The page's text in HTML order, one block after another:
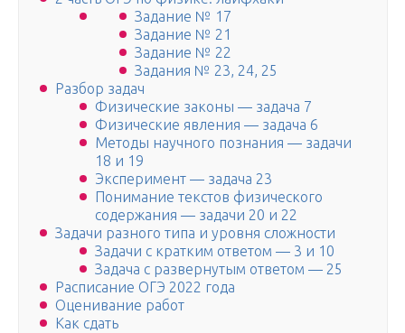
Задание № 17
Задание № 21
Задание № 22
Задания № 23, 24, 25
Разбор задач
Физические законы — задача 7
Физические явления — задача 6
Методы научного познания — задачи
18 и 19
Эксперимент — задача 23
Понимание текстов физического
содержания — задачи 20 и 22
Задачи разного типа и уровня сложности
Задачи с кратким ответом — 3 и 10
Задача с развернутым ответом — 25
Расписание ОГЭ 2022 года
Оценивание работ
Как сдать